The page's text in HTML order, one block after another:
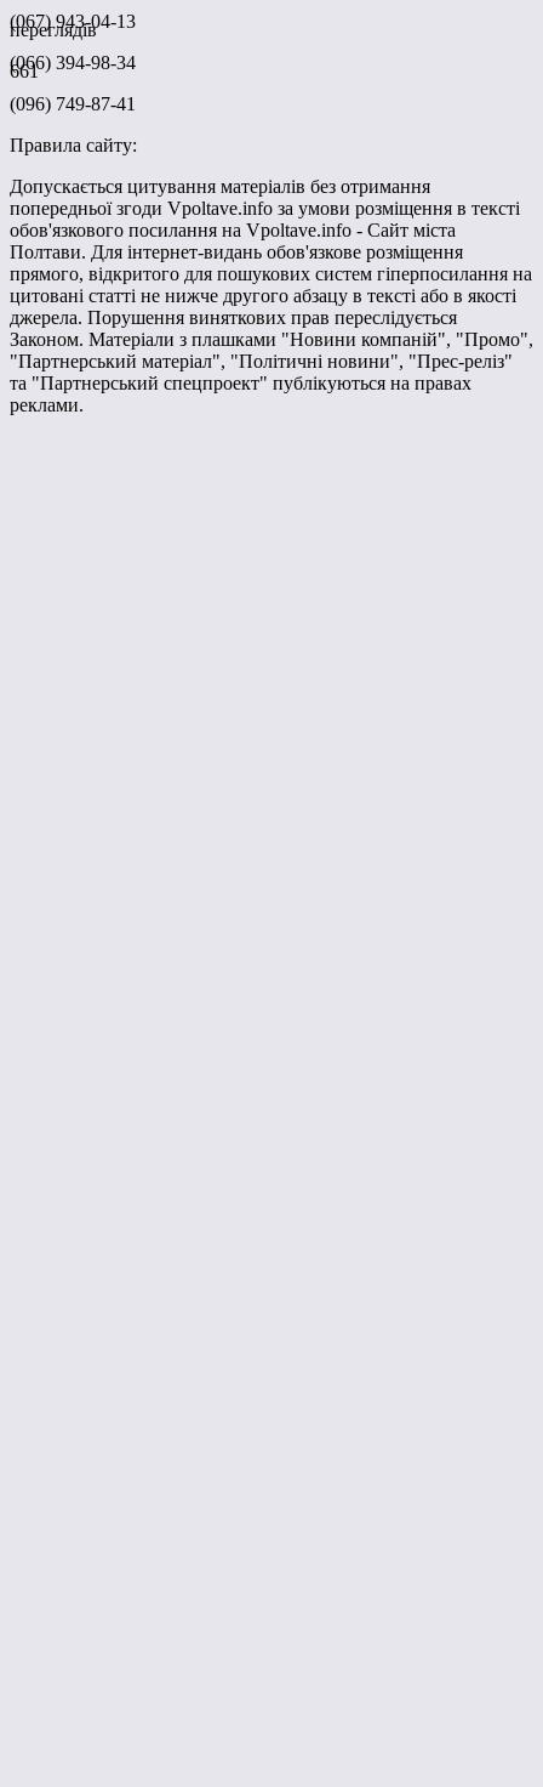
переглядів
661
(067) 943-04-13
(066) 394-98-34
(096) 749-87-41
Правила сайту:
Допускається цитування матеріалів без отримання
попередньої згоди Vpoltave.info за умови розміщення в тексті
обов'язкового посилання на Vpoltave.info - Сайт міста
Полтави. Для інтернет-видань обов'язкове розміщення
прямого, відкритого для пошукових систем гіперпосилання на
цитовані статті не нижче другого абзацу в тексті або в якості
джерела. Порушення виняткових прав переслідується
Законом. Матеріали з плашками "Новини компаній", "Промо",
"Партнерський матеріал", "Політичні новини", "Прес-реліз"
та "Партнерський спецпроект" публікуються на правах
реклами.